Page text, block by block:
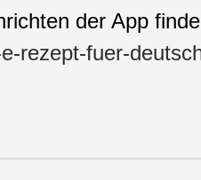
der App
rezept-fuer-